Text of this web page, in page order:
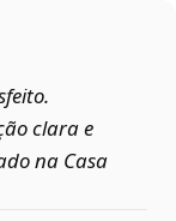
clara e
na Casa